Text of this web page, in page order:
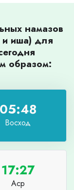
намазов
и иша) для
образом:
05:48
Восход
17:27
Аср